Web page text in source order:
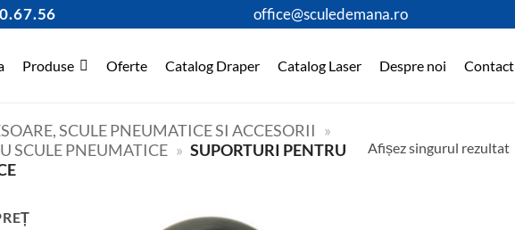
office@sculedemana.ro
Produse Oferte Catalog Draper Catalog Laser Despre noi Contact
SCULE PNEUMATICE SI ACCESORII »
SCULE PNEUMATICE » SUPORTURI PENTRU
Afișez singurul rezultat